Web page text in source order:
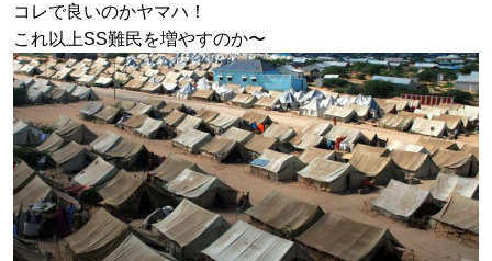
コレで良いのかヤマハ！
これ以上SS難民を増やすのか〜